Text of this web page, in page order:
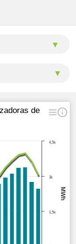
MWh
de
1,5k
3k
4,5k